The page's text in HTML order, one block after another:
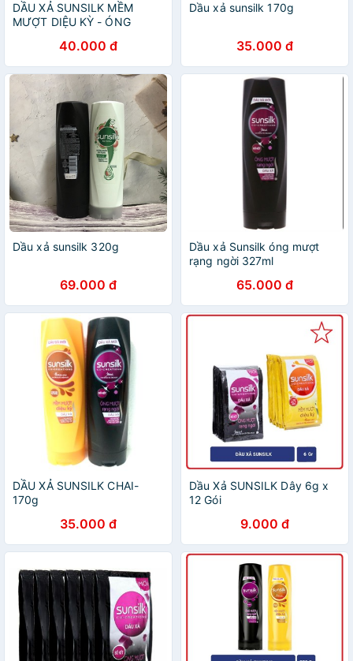
DẦU XẢ SUNSILK MỀM
MƯỢT DIỆU KỲ - ÓNG
40.000 đ
Dầu xả sunsilk 170g
35.000 đ
Dầu xả sunsilk 320g
69.000 đ
Dầu xả Sunsilk óng mượt
rạng ngời 327ml
65.000 đ
DẦU XẢ SUNSILK CHAI-
170g
35.000 đ
Dầu Xả SUNSILK Dây 6g x
12 Gói
9.000 đ